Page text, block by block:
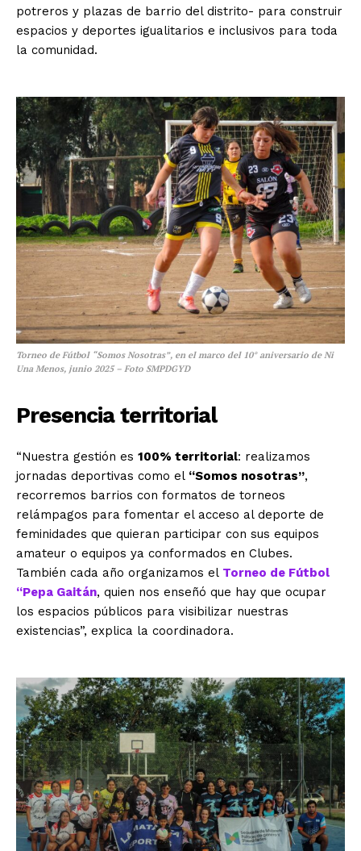
potreros y plazas de barrio del distrito- para construir
espacios y deportes igualitarios e inclusivos para toda
la comunidad.
Torneo de Fútbol “Somos Nosotras”, en el marco del 10° aniversario de Ni
Una Menos, junio 2025 – Foto SMPDGYD
Presencia territorial
“Nuestra gestión es 100% territorial: realizamos
jornadas deportivas como el “Somos nosotras”,
recorremos barrios con formatos de torneos
relámpagos para fomentar el acceso al deporte de
feminidades que quieran participar con sus equipos
amateur o equipos ya conformados en Clubes.
También cada año organizamos el Torneo de Fútbol
“Pepa Gaitán, quien nos enseñó que hay que ocupar
los espacios públicos para visibilizar nuestras
existencias”, explica la coordinadora.